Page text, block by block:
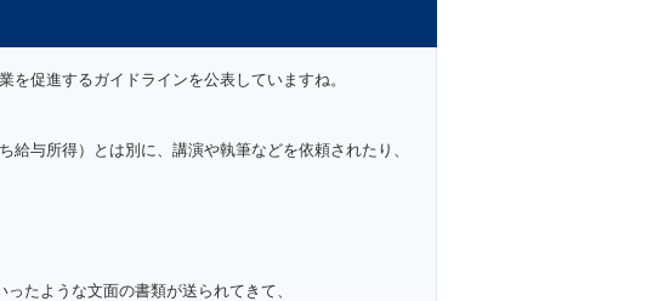
促進するガイドラインを公表していますね。
与所得）とは別に、講演や執筆などを依頼されたり、
たような文面の書類が送られてきて、